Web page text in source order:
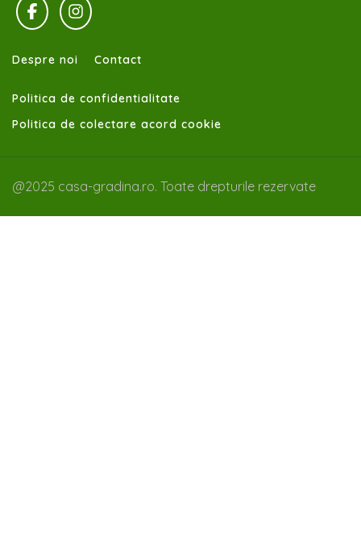
Despre noi Contact
Politica de confidentialitate
Politica de colectare acord cookie
@2025 casa-gradina.ro. Toate drepturile rezervate